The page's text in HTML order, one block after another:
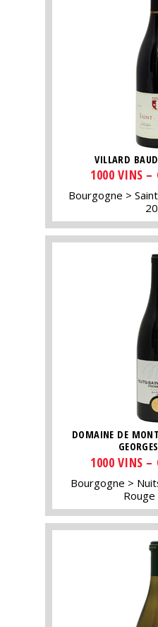
VILLARD
1000 VINS –
Bourgogne
DOMAINE DE
1000 VINS –
Bourgogne
Rouge